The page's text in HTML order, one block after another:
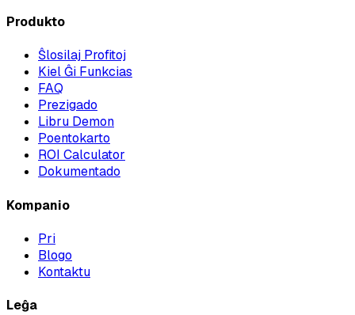
Produkto
Ŝlosilaj Profitoj
Kiel Ĝi Funkcias
FAQ
Prezigado
Libru Demon
Poentokarto
ROI Calculator
Dokumentado
Kompanio
Pri
Blogo
Kontaktu
Leĝa